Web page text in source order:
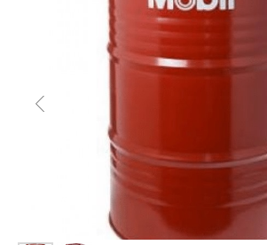
Смазочно-охлаждающие
жидкости (СОЖ)
Антифриз
Смазка
Аккумуляторы
Политика RT-OIL в отношении конфиденциальности
© 2026 Все права защищены